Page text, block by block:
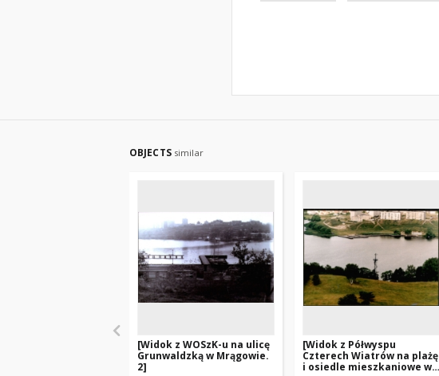
OBJECTS similar
[Widok z WOSzK-u na ulicę
Grunwaldzką w Mrągowie.
2]
[Widok z Półwyspu
Czterech Wiatrów na plażę
i osiedle mieszkaniowe w